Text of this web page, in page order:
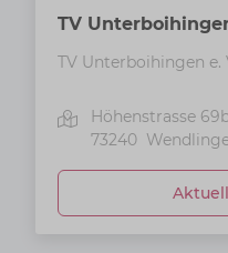
TV
TV Unterboihingen e.
Höhenstrasse
73240